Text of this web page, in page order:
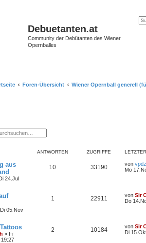
Debuetanten.at
Community der Debütanten des Wiener
Opernballes
Foren-Übersicht Wiener Opernball generell
ANTWORTEN ZUGRIFFE
aus
24.Jul
10 33190 von
Mo
Di 05.Nov
1 22911 von Sir
Do
» Fr
19:27
2 10184 von Sir
Di